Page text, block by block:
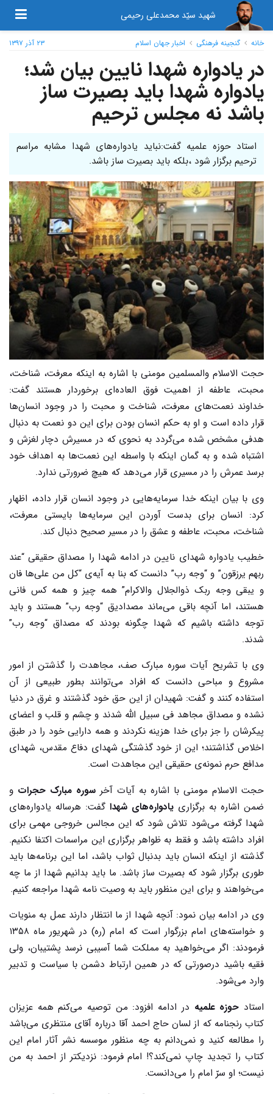
شهید سیّد محمدعلی رحیمی
۲۳ آذر ۱۳۹۷ خانه گنجینه فرهنگی اخبار جهان اسلام
در یادواره شهدا نایین بیان شد؛
یادواره شهدا باید بصیرت ساز
باشد نه مجلس ترحیم
استاد حوزه علمیه گفت:نباید یادواره‌های شهدا مشابه مراسم
ترحیم برگزار شود ،بلکه باید بصیرت ساز باشد.
حجت الاسلام والمسلمین مومنی با اشاره به اینکه معرفت، شناخت،
محبت، عاطفه از اهمیت فوق العاده‌ای برخوردار هستند گفت:
خداوند نعمت‌های معرفت، شناخت و محبت را در وجود انسان‌ها
قرار داده است و او به حکم انسان بودن برای این دو نعمت به دنبال
هدفی مشخص شده می‌گردد به نحوی که در مسیرش دچار لغزش و
اشتباه شده و به گمان اینکه با واسطه این نعمت‌ها به اهداف خود
برسد عمرش را در مسیری قرار می‌دهد که هیچ ضرورتی ندارد.
وی با بیان اینکه خدا سرمایه‌هایی در وجود انسان قرار داده، اظهار
کرد: انسان برای بدست آوردن این سرمایه‌ها بایستی معرفت،
شناخت، محبت، عاطفه و عشق را در مسیر صحیح دنبال کند.
خطیب یادواره شهدای نایین در ادامه شهدا را مصداق حقیقی “عند
ربهم یرزقون” و “وجه رب” دانست که بنا به آیه‌ی “کل من علی‌ها فان
و یبقی وجه ربک ذوالجلال والاکرام” همه چیز و همه کس فانی
هستند، اما آنچه باقی می‌ماند مصدادیق “وجه رب” هستند و باید
توجه داشته باشیم که شهدا چگونه بودند که مصداق “وجه رب”
شدند.
وی با تشریح آیات سوره مبارک صف، مجاهدت را گذشتن از امور
مشروع و مباحی دانست که افراد می‌توانند بطور طبیعی از آن
استفاده کنند و گفت: شهیدان از این حق خود گذشتند و غرق در دنیا
نشده و مصداق مجاهد فی سبیل الله شدند و چشم و قلب و اعضای
پیکرشان را جز برای خدا هزینه نکردند و همه دارایی خود را در طبق
اخلاص گذاشتند؛ این از خود گذشتگی شهدای دفاع مقدس، شهدای
مدافع حرم نمونه‌ی حقیقی این مجاهدت است.
حجت الاسلام مومنی با اشاره به آیات آخر سوره مبارک حجرات و
ضمن اشاره به برگزاری یادواره‌های شهدا گفت: هرساله یادواره‌های
شهدا گرفته می‌شود تلاش شود که این مجالس خروجی مهمی برای
افراد داشته باشد و فقط به ظواهر برگزاری این مراسمات اکتفا نکنیم.
گذشته از اینکه انسان باید بدنبال ثواب باشد، اما این برنامه‌ها باید
طوری برگزار شود که بصیرت ساز باشد. ما باید بدانیم شهدا از ما چه
می‌خواهند و برای این منظور باید به وصیت نامه شهدا مراجعه کنیم.
وی در ادامه بیان نمود: آنچه شهدا از ما انتظار دارند عمل به منویات
و خواسته‌های امام بزرگوار است که امام (ره) در شهریور ماه ۱۳۵۸
فرمودند: اگر می‌خواهید به مملکت شما آسیبی نرسد پشتیبان، ولی
فقیه باشید درصورتی که در همین ارتباط دشمن با سیاست و تدبیر
وارد می‌شود.
استاد حوزه علمیه در ادامه افزود: من توصیه می‌کنم همه عزیزان
کتاب رنجنامه که از لسان حاج احمد آقا درباره آقای منتظری می‌باشد
را مطالعه کنید و نمی‌دانم به چه منظور موسسه نشر آثار امام این
کتاب را تجدید چاپ نمی‌کند؟! امام فرمود: نزدیکتر از احمد به من
نیست؛ او سرّ امام را می‌دانست.